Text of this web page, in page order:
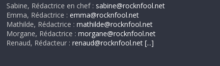
Sabine, Rédactrice en chef : sabine@rocknfool.net
Emma, Rédactrice :emma@rocknfool.net
Mathilde, Rédactrice :mathilde@rocknfool.net
Morgane, Rédactrice :morgane@rocknfool.net
Renaud, Rédacteur :renaud@rocknfool.net [...]